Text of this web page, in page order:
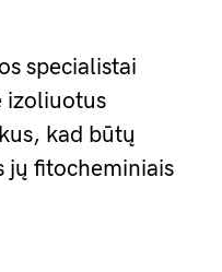
specialistai
izoliuotus
kad būtų
jų fitocheminiais